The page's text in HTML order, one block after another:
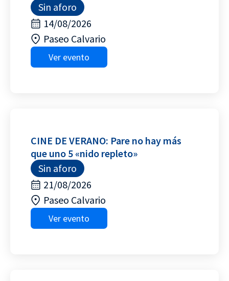
Sin aforo
14/08/2026
Paseo Calvario
Ver evento
CINE DE VERANO: Pare no hay más
que uno 5 «nido repleto»
Sin aforo
21/08/2026
Paseo Calvario
Ver evento